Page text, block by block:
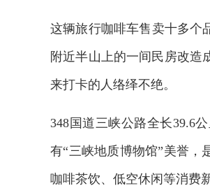
这辆旅行咖啡车售卖十多个
附近半山上的一间民房改造
来打卡的人络绎不绝。
348国道三峡公路全长39.6
有“三峡地质博物馆”美誉，
咖啡茶饮、低空休闲等消费